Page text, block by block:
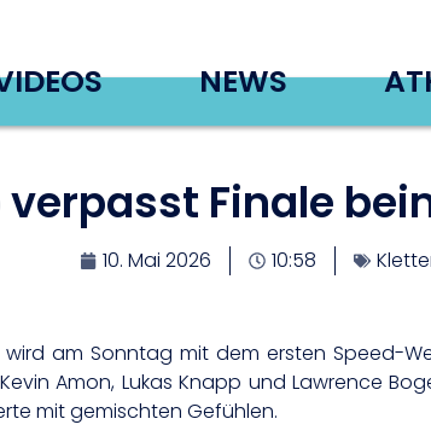
NEWS
verpasst Finale
10. Mai 2026 10:58
wird am Sonntag mit dem ersten Speed-
Amon, Lukas Knapp und Lawrence
mit gemischten Gefühlen.